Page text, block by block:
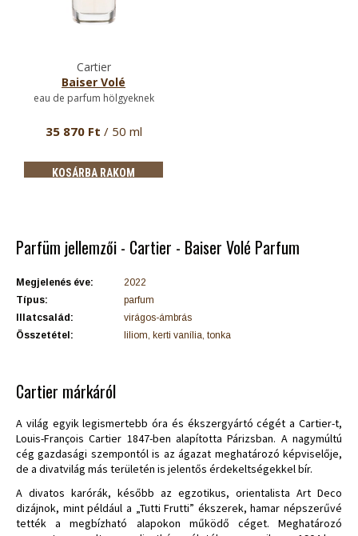
Cartier
Baiser Volé
eau de parfum hölgyeknek
35 870 Ft / 50 ml
KOSÁRBA RAKOM
Parfüm jellemzői - Cartier - Baiser Volé Parfum
Megjelenés éve:
2022
Típus:
parfum
Illatcsalád:
virágos-ámbrás
Összetétel:
liliom, kerti vanília, tonka
Cartier márkáról
A világ egyik legismertebb óra és ékszergyártó cégét a Cartier-t,
Louis-François Cartier 1847-ben alapította Párizsban. A nagymúltú
cég gazdasági szempontól is az ágazat meghatározó képviselője,
de a divatvilág más területén is jelentős érdekeltségekkel bír.
A divatos karórák, később az egzotikus, orientalista Art Deco
dizájnok, mint például a „Tutti Frutti” ékszerek, hamar népszerűvé
tették a megbízható alapokon működő céget. Meghatározó